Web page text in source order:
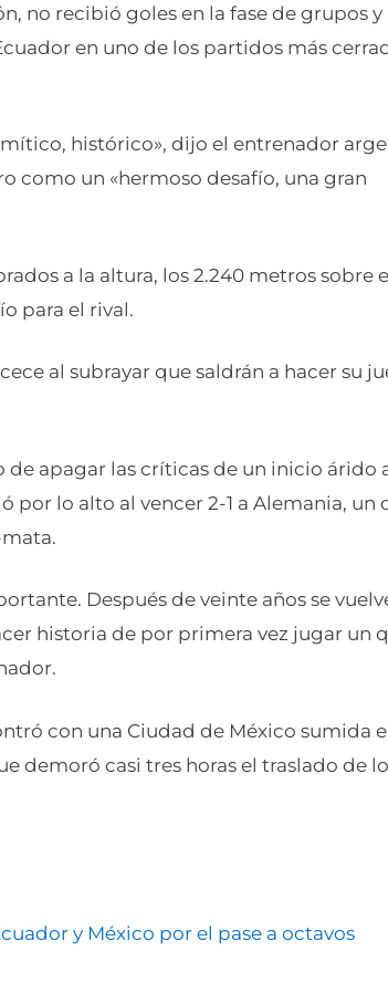
no recibió goles en la fase de grupos y
en uno de los partidos más
histórico», dijo el entrenador
como un «hermoso desafío, una gran
a la altura, los 2.240 metros sobre
para el rival.
al subrayar que saldrán a hacer su
apagar las críticas de un inicio árido
por lo alto al vencer 2-1 a Alemania, un
Después de veinte años se
historia de por primera vez jugar un
con una Ciudad de México sumida
demoró casi tres horas el traslado de
y México por el pase a octavos